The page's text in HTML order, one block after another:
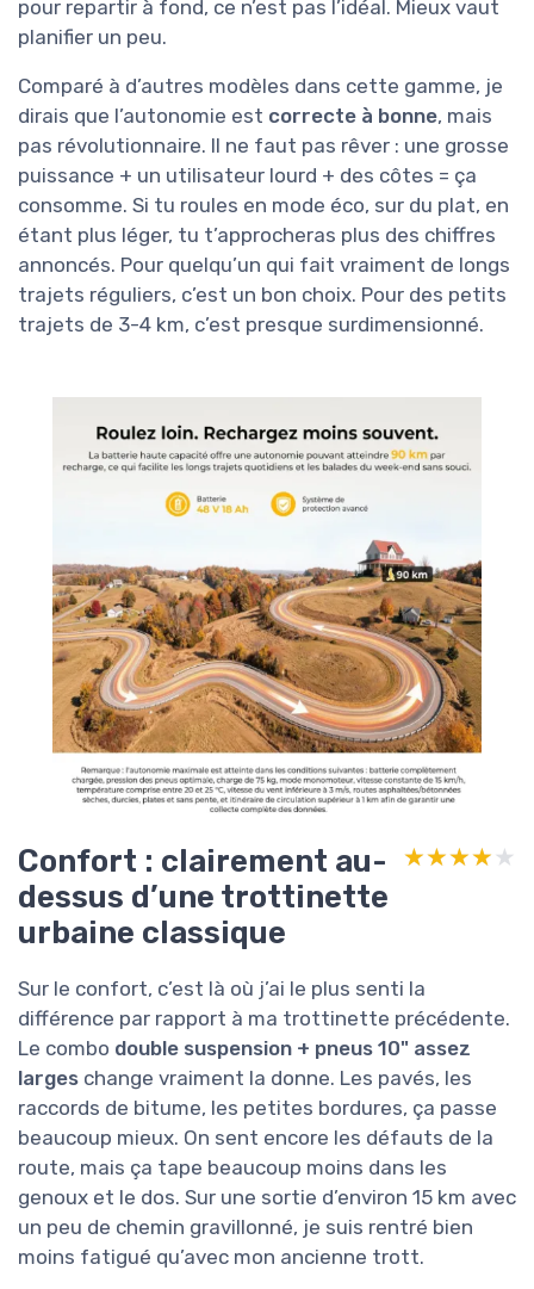
pour repartir à fond, ce n’est pas l’idéal. Mieux vaut
planifier un peu.
Comparé à d’autres modèles dans cette gamme, je
dirais que l’autonomie est correcte à bonne, mais
pas révolutionnaire. Il ne faut pas rêver : une grosse
puissance + un utilisateur lourd + des côtes = ça
consomme. Si tu roules en mode éco, sur du plat, en
étant plus léger, tu t’approcheras plus des chiffres
annoncés. Pour quelqu’un qui fait vraiment de longs
trajets réguliers, c’est un bon choix. Pour des petits
trajets de 3-4 km, c’est presque surdimensionné.
Confort : clairement au-
dessus d’une trottinette
urbaine classique
★★★★★
★★★★★
Sur le confort, c’est là où j’ai le plus senti la
différence par rapport à ma trottinette précédente.
Le combo double suspension + pneus 10" assez
larges change vraiment la donne. Les pavés, les
raccords de bitume, les petites bordures, ça passe
beaucoup mieux. On sent encore les défauts de la
route, mais ça tape beaucoup moins dans les
genoux et le dos. Sur une sortie d’environ 15 km avec
un peu de chemin gravillonné, je suis rentré bien
moins fatigué qu’avec mon ancienne trott.